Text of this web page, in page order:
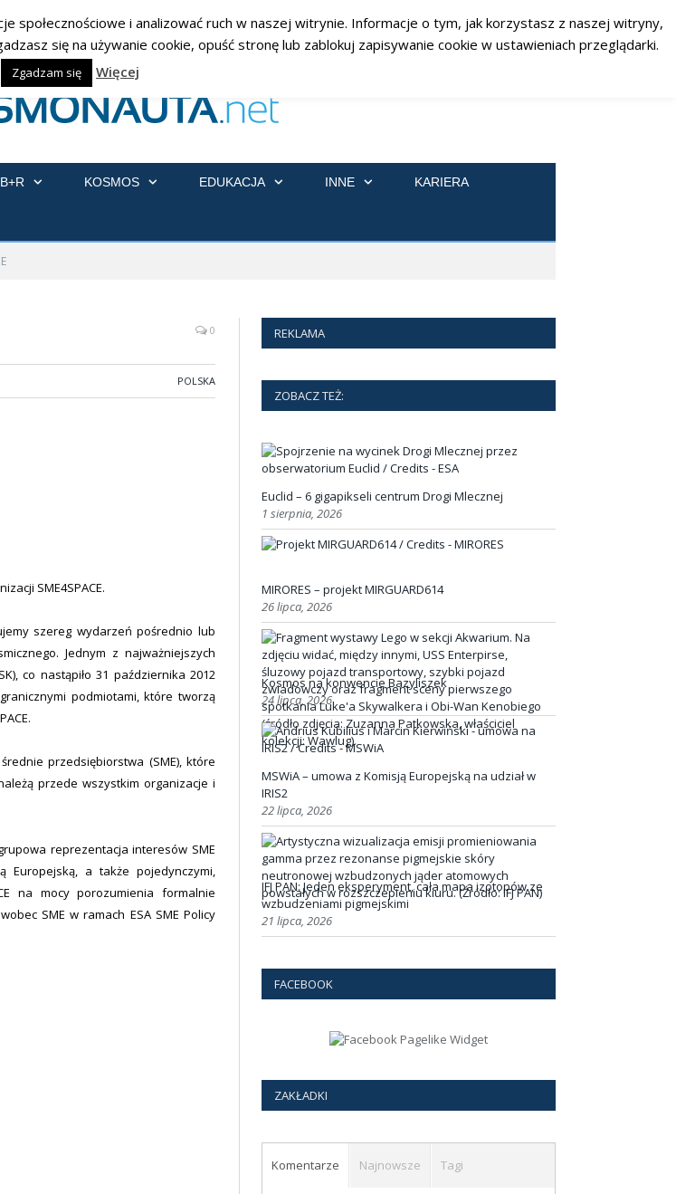
RSS Facebook
Twitter
B+R KOSMOS EDUKACJA INNE KARIERA
0
POLSKA
SME4SPACE.
szereg wydarzeń pośrednio lub
Jednym z najważniejszych
co nastąpiło 31 października 2012
podmiotami, które tworzą
przedsiębiorstwa (SME), które
przede wszystkim organizacje i
reprezentacja interesów SME
Europejską, a także pojedynczymi,
na mocy porozumienia formalnie
SME w ramach ESA SME Policy
REKLAMA
ZOBACZ TEŻ:
Euclid – 6 gigapikseli centrum Drogi Mlecznej
1 sierpnia, 2026
MIRORES – projekt MIRGUARD614
26 lipca, 2026
Kosmos na konwencie Bazyliszek
24 lipca, 2026
MSWiA – umowa z Komisją Europejską na udział w
IRIS2
22 lipca, 2026
IFJ PAN: Jeden eksperyment, cała mapa izotopów ze
wzbudzeniami pigmejskimi
21 lipca, 2026
FACEBOOK
ZAKŁADKI
Komentarze Najnowsze Tagi
społecznościowe i analizować ruch w naszej witrynie. Informacje o tym, jak korzystasz z naszej witryny,
się na używanie cookie, opuść stronę lub zablokuj zapisywanie cookie w ustawieniach przeglądarki.
Zgadzam się Więcej